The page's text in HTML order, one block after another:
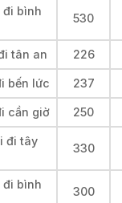
đi bình
530
tân an 226
bến lức 237
cần giờ 250
đi tây
330
đi bình
300